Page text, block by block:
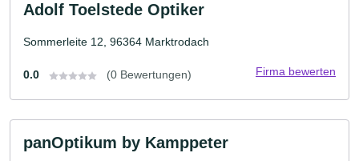
Adolf Toelstede Optiker
Sommerleite 12, 96364 Marktrodach
0.0 (0 Bewertungen) Firma bewerten
panOptikum by Kamppeter